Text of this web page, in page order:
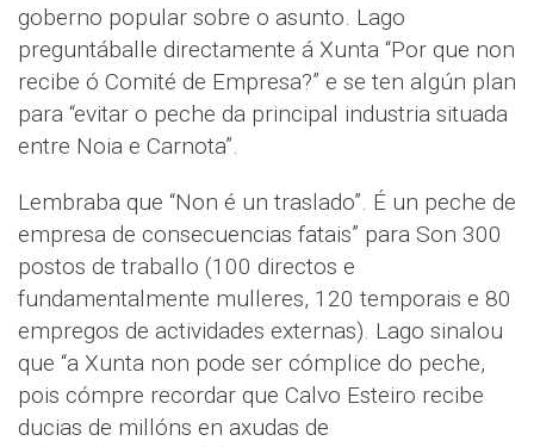
goberno popular sobre o asunto. Lago
preguntáballe directamente á Xunta “Por que non
recibe ó Comité de Empresa?” e se ten algún plan
para “evitar o peche da principal industria situada
entre Noia e Carnota”.
Lembraba que “Non é un traslado”. É un peche de
empresa de consecuencias fatais” para Son 300
postos de traballo (100 directos e
fundamentalmente mulleres, 120 temporais e 80
empregos de actividades externas). Lago sinalou
que “a Xunta non pode ser cómplice do peche,
pois cómpre recordar que Calvo Esteiro recibe
ducias de millóns en axudas de